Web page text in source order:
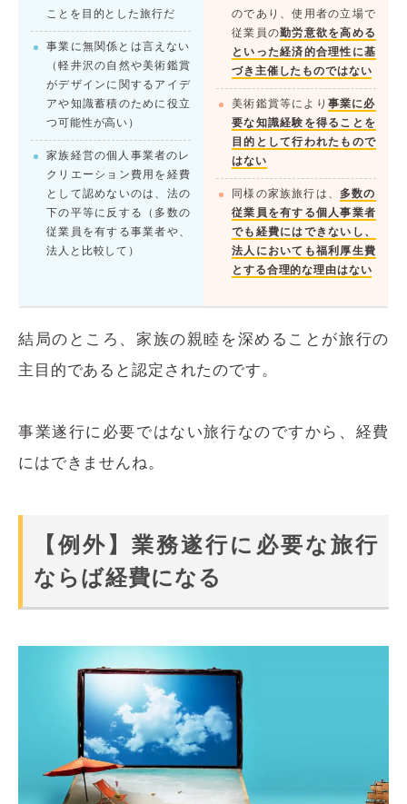
ことを目的とした旅行だ
事業に無関係とは言えない
（軽井沢の自然や美術鑑賞
がデザインに関するアイデ
アや知識蓄積のために役立
つ可能性が高い）
家族経営の個人事業者のレ
クリエーション費用を経費
として認めないのは、法の
下の平等に反する（多数の
従業員を有する事業者や、
法人と比較して）
のであり、使用者の立場で
従業員の勤労意欲を高める
といった経済的合理性に基
づき主催したものではない
美術鑑賞等により 事業に必
要な知識経験を得ることを
目的として行われたもので
はない
同様の家族旅行は、 多数の
従業員を有する個人事業者
でも経費にはできないし、
法人においても福利厚生費
とする合理的な理由はない
結局のところ、家族の親睦を深めることが旅行の
主目的であると認定されたのです。
事業遂行に必要ではない旅行なのですから、経費
にはできませんね。
【例外】業務遂行に必要な旅行
ならば経費になる